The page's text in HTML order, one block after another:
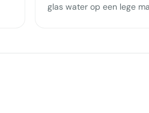
glas water op een lege